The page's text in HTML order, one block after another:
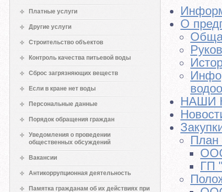
Платные услуги
Другие услуги
Строительство объектов
Контроль качества питьевой воды
Сброс загрязняющих веществ
Если в кране нет воды
Персональные данные
Порядок обращения граждан
Уведомления о проведении
общественных обсуждений
Вакансии
Антикоррупционная деятельность
Памятка гражданам об их действиях при
О
НАШИ
План
ГП